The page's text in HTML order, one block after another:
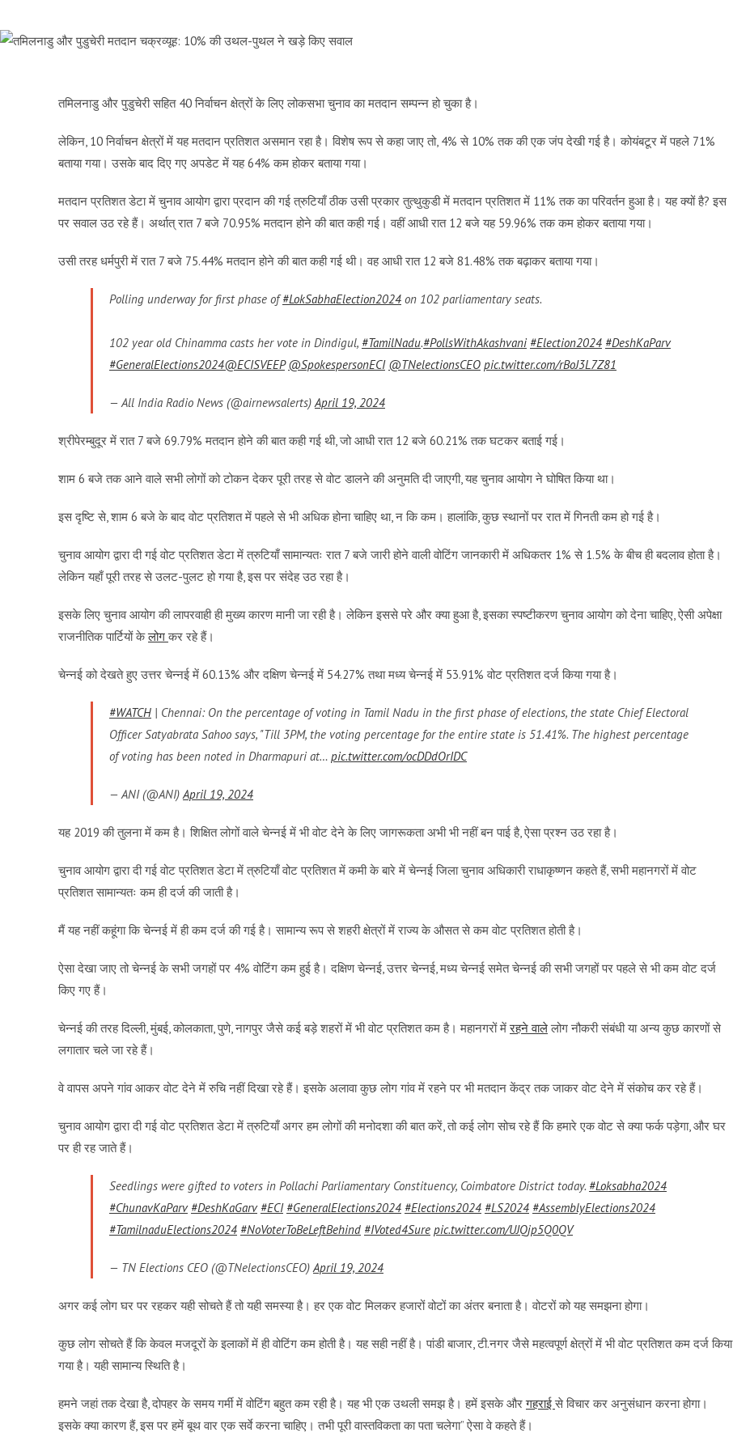
तमिलनाडु और पुडुचेरी सहित 40 निर्वाचन क्षेत्रों के लिए लोकसभा चुनाव का मतदान सम्पन्न हो चुका है।
लेकिन, 10 निर्वाचन क्षेत्रों में यह मतदान प्रतिशत असमान रहा है। विशेष रूप से कहा जाए तो, 4% से 10% तक की एक जंप देखी गई है। कोयंबटूर में पहले 71%
बताया गया। उसके बाद दिए गए अपडेट में यह 64% कम होकर बताया गया।
मतदान प्रतिशत डेटा में चुनाव आयोग द्वारा प्रदान की गई त्रुटियाँ ठीक उसी प्रकार तुत्थुकुडी में मतदान प्रतिशत में 11% तक का परिवर्तन हुआ है। यह क्यों है? इस
पर सवाल उठ रहे हैं। अर्थात् रात 7 बजे 70.95% मतदान होने की बात कही गई। वहीं आधी रात 12 बजे यह 59.96% तक कम होकर बताया गया।
उसी तरह धर्मपुरी में रात 7 बजे 75.44% मतदान होने की बात कही गई थी। वह आधी रात 12 बजे 81.48% तक बढ़ाकर बताया गया।
Polling underway for first phase of#LokSabhaElection2024 on 102 parliamentary seats.
102 year old Chinamma casts her vote in Dindigul, #TamilNadu.#PollsWithAkashvani #Election2024 #DeshKaParv
#GeneralElections2024@ECISVEEP @SpokespersonECI @TNelectionsCEO pic.twitter.com/rBoJ3L7Z81
— All India Radio News (@airnewsalerts)April 19, 2024
श्रीपेरम्बुदूर में रात 7 बजे 69.79% मतदान होने की बात कही गई थी, जो आधी रात 12 बजे 60.21% तक घटकर बताई गई।
शाम 6 बजे तक आने वाले सभी लोगों को टोकन देकर पूरी तरह से वोट डालने की अनुमति दी जाएगी, यह चुनाव आयोग ने घोषित किया था।
इस दृष्टि से, शाम 6 बजे के बाद वोट प्रतिशत में पहले से भी अधिक होना चाहिए था, न कि कम। हालांकि, कुछ स्थानों पर रात में गिनती कम हो गई है।
चुनाव आयोग द्वारा दी गई वोट प्रतिशत डेटा में त्रुटियाँ सामान्यतः रात 7 बजे जारी होने वाली वोटिंग जानकारी में अधिकतर 1% से 1.5% के बीच ही बदलाव होता है।
लेकिन यहाँ पूरी तरह से उलट-पुलट हो गया है, इस पर संदेह उठ रहा है।
इसके लिए चुनाव आयोग की लापरवाही ही मुख्य कारण मानी जा रही है। लेकिन इससे परे और क्या हुआ है, इसका स्पष्टीकरण चुनाव आयोग को देना चाहिए, ऐसी अपेक्षा
राजनीतिक पार्टियों केलोगकर रहे हैं।
चेन्नई को देखते हुए उत्तर चेन्नई में 60.13% और दक्षिण चेन्नई में 54.27% तथा मध्य चेन्नई में 53.91% वोट प्रतिशत दर्ज किया गया है।
#WATCH | Chennai: On the percentage of voting in Tamil Nadu in the first phase of elections, the state Chief Electoral
Officer Satyabrata Sahoo says, "Till 3PM, the voting percentage for the entire state is 51.41%. The highest percentage
of voting has been noted in Dharmapuri at… pic.twitter.com/ocDDdOrIDC
— ANI (@ANI)April 19, 2024
यह 2019 की तुलना में कम है। शिक्षित लोगों वाले चेन्नई में भी वोट देने के लिए जागरूकता अभी भी नहीं बन पाई है, ऐसा प्रश्न उठ रहा है।
चुनाव आयोग द्वारा दी गई वोट प्रतिशत डेटा में त्रुटियाँ वोट प्रतिशत में कमी के बारे में चेन्नई जिला चुनाव अधिकारी राधाकृष्णन कहते हैं, सभी महानगरों में वोट
प्रतिशत सामान्यतः कम ही दर्ज की जाती है।
मैं यह नहीं कहूंगा कि चेन्नई में ही कम दर्ज की गई है। सामान्य रूप से शहरी क्षेत्रों में राज्य के औसत से कम वोट प्रतिशत होती है।
ऐसा देखा जाए तो चेन्नई के सभी जगहों पर 4% वोटिंग कम हुई है। दक्षिण चेन्नई, उत्तर चेन्नई, मध्य चेन्नई समेत चेन्नई की सभी जगहों पर पहले से भी कम वोट दर्ज
किए गए हैं।
चेन्नई की तरह दिल्ली, मुंबई, कोलकाता, पुणे, नागपुर जैसे कई बड़े शहरों में भी वोट प्रतिशत कम है। महानगरों मेंरहने वालेलोग नौकरी संबंधी या अन्य कुछ कारणों से
लगातार चले जा रहे हैं।
वे वापस अपने गांव आकर वोट देने में रुचि नहीं दिखा रहे हैं। इसके अलावा कुछ लोग गांव में रहने पर भी मतदान केंद्र तक जाकर वोट देने में संकोच कर रहे हैं।
चुनाव आयोग द्वारा दी गई वोट प्रतिशत डेटा में त्रुटियाँ अगर हम लोगों की मनोदशा की बात करें, तो कई लोग सोच रहे हैं कि हमारे एक वोट से क्या फर्क पड़ेगा, और घर
पर ही रह जाते हैं।
Seedlings were gifted to voters in Pollachi Parliamentary Constituency, Coimbatore District today. #Loksabha2024
#ChunavKaParv #DeshKaGarv #ECI #GeneralElections2024 #Elections2024 #LS2024 #AssemblyElections2024
#TamilnaduElections2024 #NoVoterToBeLeftBehind #IVoted4Sure pic.twitter.com/UJQjp5Q0QV
— TN Elections CEO (@TNelectionsCEO)April 19, 2024
अगर कई लोग घर पर रहकर यही सोचते हैं तो यही समस्या है। हर एक वोट मिलकर हजारों वोटों का अंतर बनाता है। वोटरों को यह समझना होगा।
कुछ लोग सोचते हैं कि केवल मजदूरों के इलाकों में ही वोटिंग कम होती है। यह सही नहीं है। पांडी बाजार, टी.नगर जैसे महत्वपूर्ण क्षेत्रों में भी वोट प्रतिशत कम दर्ज किया
गया है। यही सामान्य स्थिति है।
हमने जहां तक देखा है, दोपहर के समय गर्मी में वोटिंग बहुत कम रही है। यह भी एक उथली समझ है। हमें इसके औरगहराईसे विचार कर अनुसंधान करना होगा।
इसके क्या कारण हैं, इस पर हमें बूथ वार एक सर्वे करना चाहिए। तभी पूरी वास्तविकता का पता चलेगा” ऐसा वे कहते हैं।